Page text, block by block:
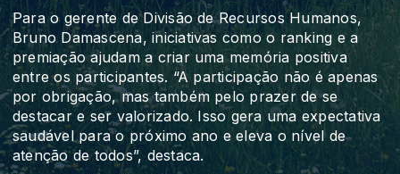
Para o gerente de Divisão de Recursos Humanos,
Bruno Damascena, iniciativas como o ranking e a
premiação ajudam a criar uma memória positiva
entre os participantes. “A participação não é apenas
por obrigação, mas também pelo prazer de se
destacar e ser valorizado. Isso gera uma expectativa
saudável para o próximo ano e eleva o nível de
atenção de todos”, destaca.